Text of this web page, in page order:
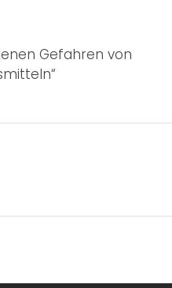
Gefahren von